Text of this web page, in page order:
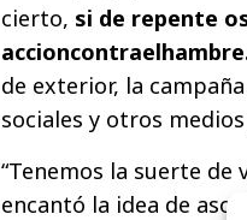
cierto, si de repente
de exterior, la
sociales y otros
“Tenemos la suerte de
encantó la idea de